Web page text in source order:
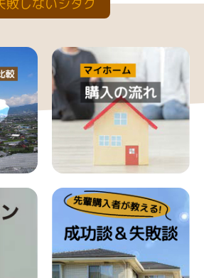
敗しないシタク